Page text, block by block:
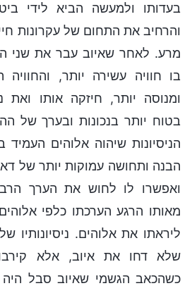
בעדותו ולמעשה הביא לידי
והרחיב את התחום של עקרונות
מרע. לאחר שאיוב עבר את שני
בו חוויה עשירה יותר,
ומנוסה יותר, חיזקה אותו ואת
בטוח יותר בנכונות ובערך של
הניסיונות שיהוה אלוהים
הבנה ותחושה עמוקות יותר של
ואפשרו לו לחוש את הערך
מאותו הרגע הערכתו כלפי
ליראתו את אלוהים. ניסיונותיו
שלא דחו את איוב, אלא
כשהכאב הגשמי שאיוב סבל